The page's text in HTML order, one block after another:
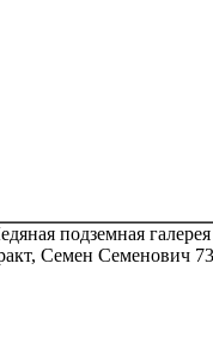
подземная
Семен Семенович